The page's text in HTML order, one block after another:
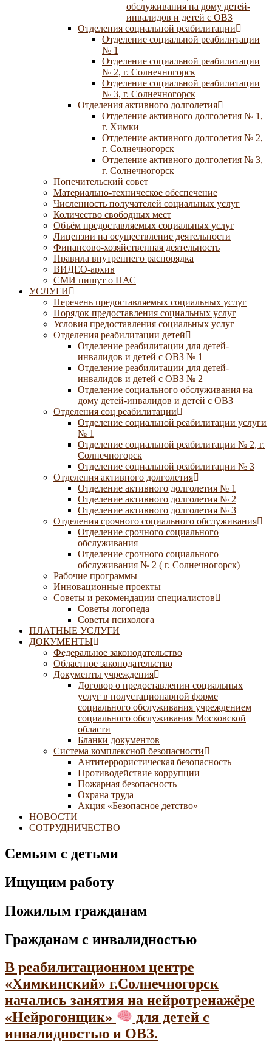
обслуживания на дому детей-
инвалидов и детей с ОВЗ
Отделения социальной реабилитации
Отделение социальной реабилитации
№ 1
Отделение социальной реабилитации
№ 2, г. Солнечногорск
Отделение социальной реабилитации
№ 3, г. Солнечногорск
Отделения активного долголетия
Отделение активного долголетия № 1,
г. Химки
Отделение активного долголетия № 2,
г. Солнечногорск
Отделение активного долголетия № 3,
г. Солнечногорск
Попечительский совет
Материально-техническое обеспечение
Численность получателей социальных услуг
Количество свободных мест
Объём предоставляемых социальных услуг
Лицензии на осуществление деятельности
Финансово-хозяйственная деятельность
Правила внутреннего распорядка
ВИДЕО-архив
СМИ пишут о НАС
УСЛУГИ
Перечень предоставляемых социальных услуг
Порядок предоставления социальных услуг
Условия предоставления социальных услуг
Отделения реабилитации детей
Отделение реабилитации для детей-
инвалидов и детей с ОВЗ № 1
Отделение реабилитации для детей-
инвалидов и детей с ОВЗ № 2
Отделение социального обслуживания на
дому детей-инвалидов и детей с ОВЗ
Отделения соц реабилитации
Отделение социальной реабилитации услуги
№ 1
Отделение социальной реабилитации № 2, г.
Солнечногорск
Отделение социальной реабилитации № 3
Отделения активного долголетия
Отделение активного долголетия № 1
Отделение активного долголетия № 2
Отделение активного долголетия № 3
Отделения срочного социального обслуживания
Отделение срочного социального
обслуживания
Отделение срочного социального
обслуживания № 2 ( г. Солнечногорск)
Рабочие программы
Инновационные проекты
Советы и рекомендации специалистов
Советы логопеда
Советы психолога
ПЛАТНЫЕ УСЛУГИ
ДОКУМЕНТЫ
Федеральное законодательство
Областное законодательство
Документы учреждения
Договор о предоставлении социальных
услуг в полустационарной форме
социального обслуживания учреждением
социального обслуживания Московской
области
Бланки документов
Система комплексной безопасности
Антитеррористическая безопасность
Противодействие коррупции
Пожарная безопасность
Охрана труда
Акция «Безопасное детство»
НОВОСТИ
СОТРУДНИЧЕСТВО
Семьям с детьми
Ищущим работу
Пожилым гражданам
Гражданам с инвалидностью
В реабилитационном центре
«Химкинский» г.Солнечногорск
начались занятия на нейротренажёре
«Нейрогонщик»
для детей с
инвалидностью и ОВЗ.